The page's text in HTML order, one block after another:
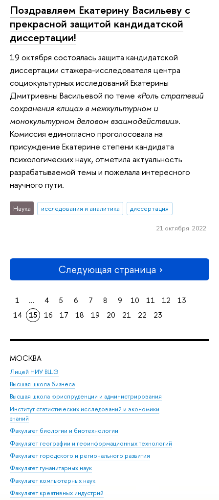
Поздравляем Екатерину Васильеву с
прекрасной защитой кандидатской
диссертации!
19 октября состоялась защита кандидатской
диссертации стажера-исследователя центра
социокультурных исследований Екатерины
Дмитриевны Васильевой по теме «Роль стратегий
сохранения «лица» в межкультурном и
монокультурном деловом взаимодействии».
Комиссия единогласно проголосовала на
присуждение Екатерине степени кандидата
психологических наук, отметила актуальность
разрабатываемой темы и пожелала интересного
научного пути.
Наука исследования и аналитика диссертация
21 октября 2022
Следующая страница
1 ... 4 5 6 7 8 9 10 11 12
13
14
15 16 17 18 19 20 21 22 23
МОСКВА
Лицей НИУ ВШЭ
Высшая школа бизнеса
Высшая школа юриспруденции и администрирования
Институт статистических исследований и экономики
знаний
Факультет биологии и биотехнологии
Факультет географии и геоинформационных технологий
Факультет городского и регионального развития
Факультет гуманитарных наук
Факультет компьютерных наук
Факультет креативных индустрий